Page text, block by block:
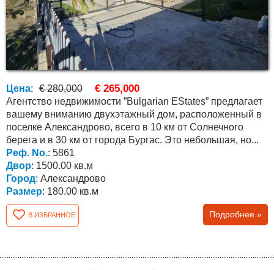
Цена: € 280,000 € 265,000
Агентство недвижимости ”Bulgarian EStates” предлагает
вашему вниманию двухэтажный дом, расположенный в
поселке Александрово, всего в 10 км от Солнечного
берега и в 30 км от города Бургас. Это небольшая, но...
Реф. No.: 5861
Двор: 1500.00 кв.м
Город: Александрово
Размер: 180.00 кв.м
В ИЗБРАННОЕ Подробнее »